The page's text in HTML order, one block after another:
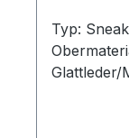
Typ:
Glattleder/